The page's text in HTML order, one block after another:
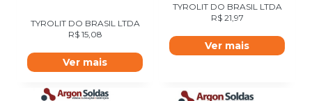
TYROLIT DO BRASIL LTDA
R$ 15,08
Ver mais
TYROLIT DO BRASIL LTDA
R$21,97
Ver mais